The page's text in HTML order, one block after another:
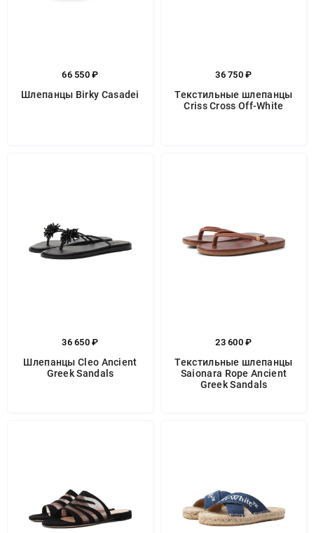
66 550 ₽
Шлепанцы Birky Casadei
36 750 ₽
Текстильные шлепанцы
Criss Cross Off-White
36 650 ₽
Шлепанцы Cleo Ancient
Greek Sandals
23 600 ₽
Текстильные шлепанцы
Saionara Rope Ancient
Greek Sandals